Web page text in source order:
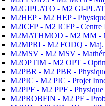
M2GIPLATO - M2 GI-
M2HEP - M2 HEP -
M2ICFP - M2 ICFP - Centre
M2MATHMOD - M2 MM -
M2MPRI - M2 FODQ - Maj.
M2MSV - M2 MSV -
M2OPTIM - M2 OPT -
M2PBR - M2 PBR -
M2PIC - M2 PIC - Projet
M2PPF - M2 PPF - Physique
M2PROBFIN - M2 PF -